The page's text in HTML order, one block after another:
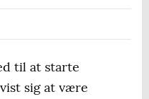
til at starte
sig at være